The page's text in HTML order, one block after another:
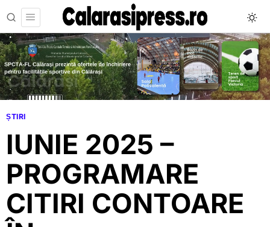
ȘTIRI
IUNIE 2025 –
PROGRAMARE
CITIRI CONTOARE